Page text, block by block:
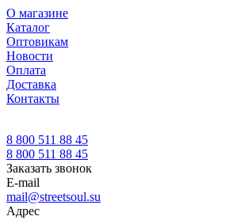
О магазине
Каталог
Оптовикам
Новости
Оплата
Доставка
Контакты
8 800 511 88 45
8 800 511 88 45
Заказать звонок
E-mail
mail@streetsoul.su
Адрес